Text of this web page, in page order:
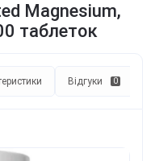
Magnesium,
таблеток
Відгуки 0